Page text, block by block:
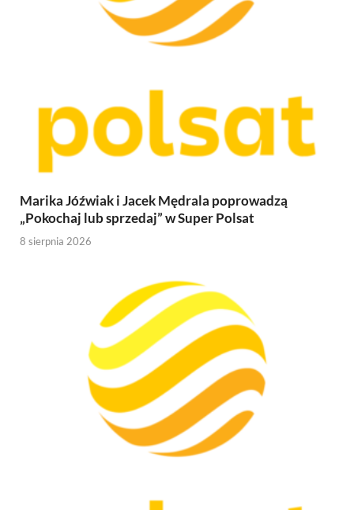
Marika Jóźwiak i Jacek Mędrala poprowadzą
„Pokochaj lub sprzedaj” w Super Polsat
8 sierpnia 2026